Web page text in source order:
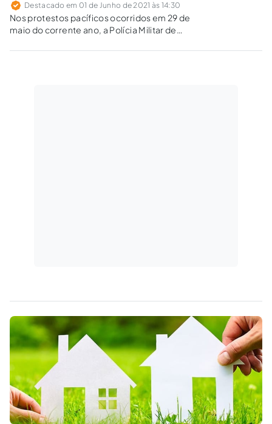
Destacado em 01 de Junho de 2021 às 14:30
Nos protestos pacíficos ocorridos em 29 de
maio do corrente ano, a Polícia Militar de
provocou lesões em alguns dos